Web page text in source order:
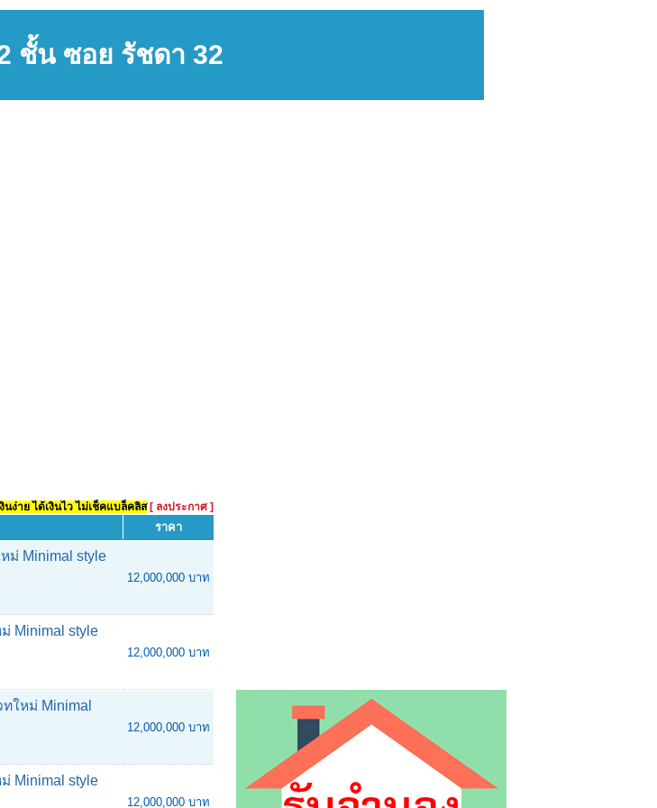
ชั้น ซอย รัชดา 32
ง่าย ได้เงินไว ไม่เช็คแบล็คลิส [ ลงประกาศ ]
ราคา
ม่ Minimal style
12,000,000 บาท
Minimal style
12,000,000 บาท
ใหม่ Minimal
12,000,000 บาท
Minimal style
12,000,000 บาท